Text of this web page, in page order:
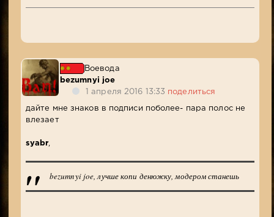
Воевода
bezumnyi joe
1 апреля 2016 13:33 поделиться
дайте мне знаков в подписи поболее- пара полос не
влезает
syabr
bezumnyi joe, лучше копи денюжку, модером станешь